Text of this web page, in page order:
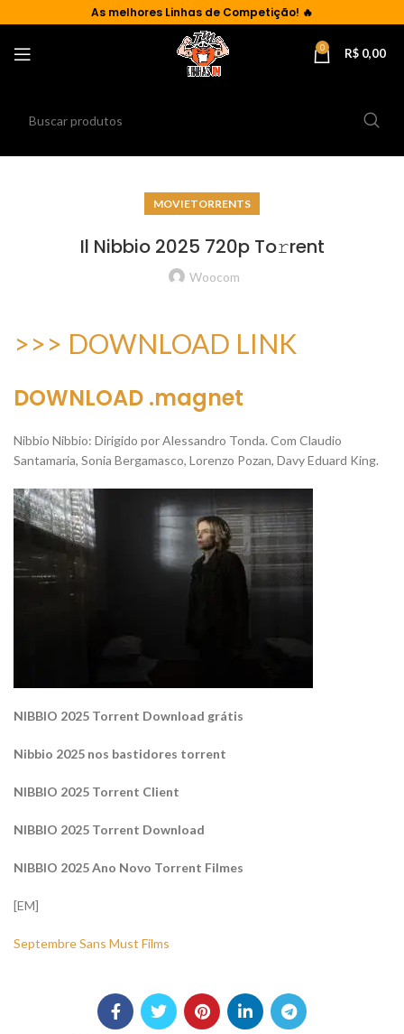
As melhores Linhas de Competição! 🔥
0 R$ 0,00
MOVIETORRENTS
Il Nibbio 2025 720p To𝚛rent
Woocom
>>> DOWNLOAD LINK
DOWNLOAD .magnet
Nibbio Nibbio: Dirigido por Alessandro Tonda. Com Claudio
Santamaria, Sonia Bergamasco, Lorenzo Pozan, Davy Eduard King.
NIBBIO 2025 Torrent Download grátis
Nibbio 2025 nos bastidores torrent
NIBBIO 2025 Torrent Client
NIBBIO 2025 Torrent Download
NIBBIO 2025 Ano Novo Torrent Filmes
[EM]
Septembre Sans Must Films